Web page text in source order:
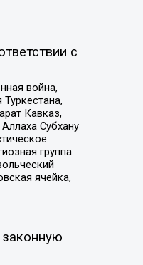
с
война,
Кавказ,
Субхану
группа
ячейка,